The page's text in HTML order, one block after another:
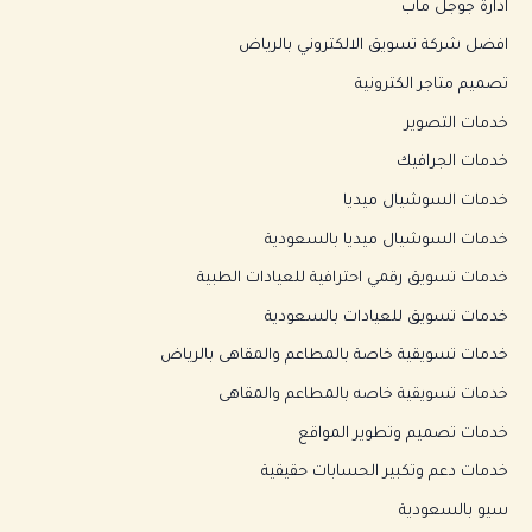
ادارة جوجل ماب
افضل شركة تسويق الالكتروني بالرياض
تصميم متاجر الكترونية
خدمات التصوير
خدمات الجرافيك
خدمات السوشيال ميديا
خدمات السوشيال ميديا بالسعودية
خدمات تسويق رقمي احترافية للعيادات الطبية
خدمات تسويق للعيادات بالسعودية
خدمات تسويقية خاصة بالمطاعم والمقاهى بالرياض
خدمات تسويقية خاصه بالمطاعم والمقاهى
خدمات تصميم وتطوير المواقع
خدمات دعم وتكبير الحسابات حقيقية
سيو بالسعودية